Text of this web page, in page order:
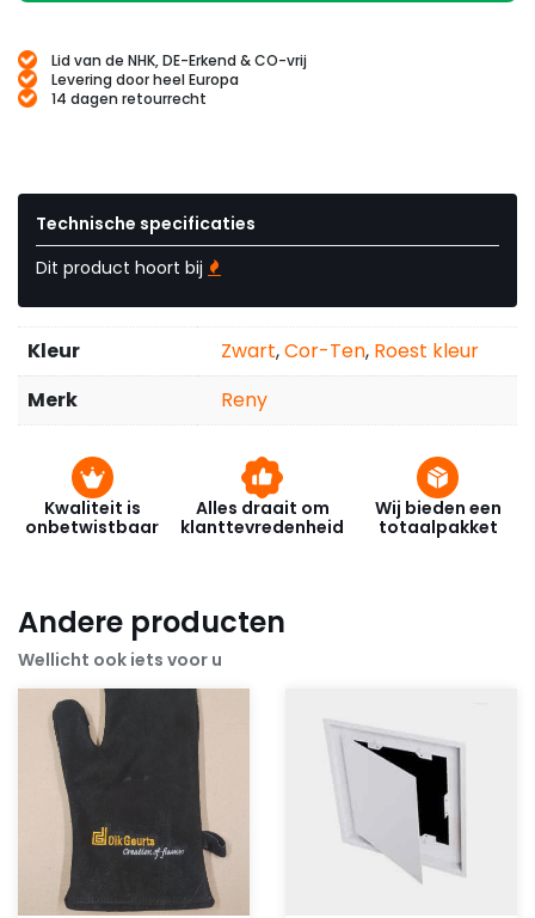
Lid van de NHK, DE-Erkend & CO-vrij
Levering door heel Europa
14 dagen retourrecht
Technische specificaties
Dit product hoort bij
Kleur Zwart,Cor-Ten, Roest kleur
Merk
Reny
Kwaliteit is
onbetwistbaar
Alles draait om
klanttevredenheid
Wij bieden een
totaalpakket
Andere producten
Wellicht ook iets voor u